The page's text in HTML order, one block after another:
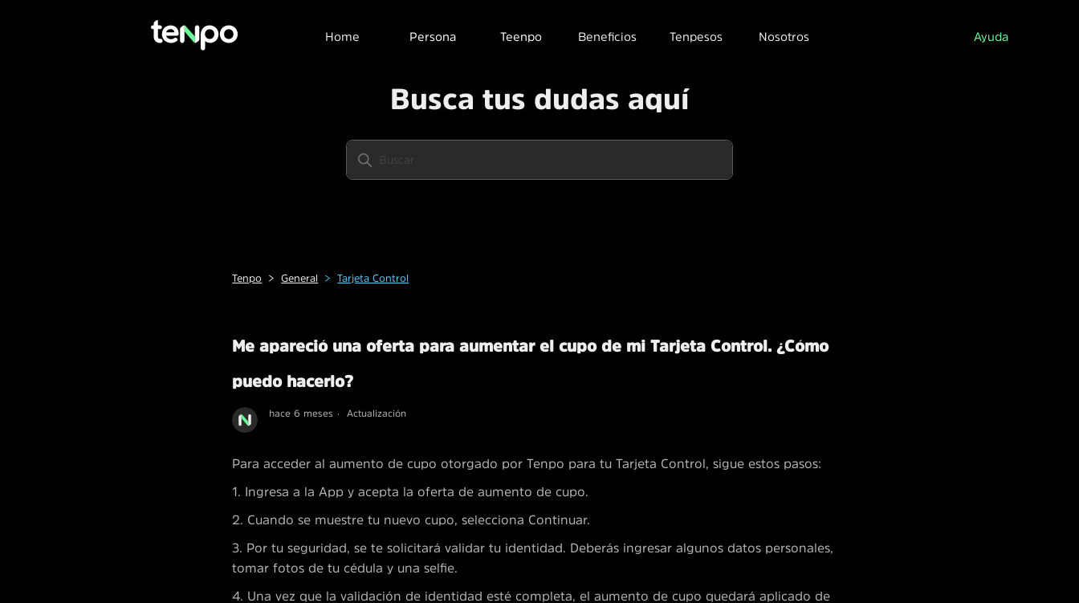
Home Persona Teenpo Beneficios Tenpesos Nosotros Ayuda
Busca tus dudas aquí
Tenpo General Tarjeta Control
Me apareció una oferta para aumentar el cupo de mi Tarjeta Control. ¿Cómo
puedo hacerlo?
hace 6 meses Actualización
Para acceder al aumento de cupo otorgado por Tenpo para tu Tarjeta Control, sigue estos pasos:
1. Ingresa a la App y acepta la oferta de aumento de cupo.
2. Cuando se muestre tu nuevo cupo, selecciona Continuar.
3. Por tu seguridad, se te solicitará validar tu identidad. Deberás ingresar algunos datos personales,
tomar fotos de tu cédula y una selfie.
4. Una vez que la validación de identidad esté completa, el aumento de cupo quedará aplicado de